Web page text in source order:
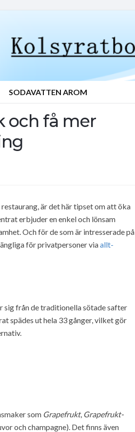
SODAVATTEN AROM
och få mer
är det här tipset om att öka
erbjuder en enkel och lönsam
Och för de som är intresserade på
för privatpersoner viaallt-
från de traditionella sötade safter
spädes ut hela 33 gånger, vilket gör
som Grapefrukt, Grapefrukt-
och champagne). Det finns även